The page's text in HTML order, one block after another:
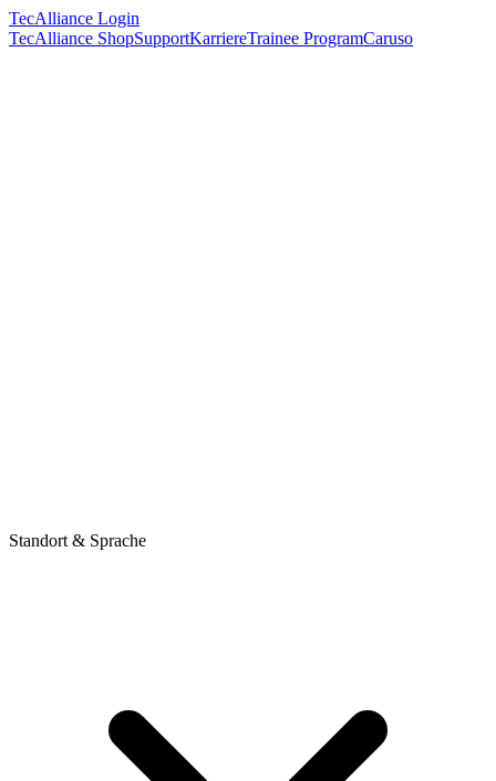
TecAlliance Login
TecAlliance ShopSupportKarriereTrainee ProgramCaruso
Standort & Sprache